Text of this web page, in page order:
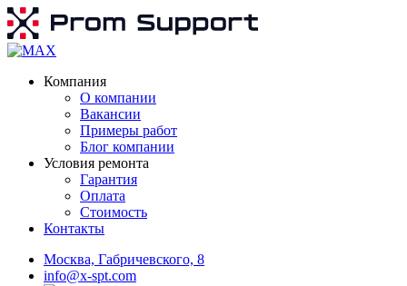
Компания
О компании
Вакансии
Примеры работ
Блог компании
Условия ремонта
Гарантия
Оплата
Стоимость
Контакты
Москва, Габричевского, 8
info@x-spt.com